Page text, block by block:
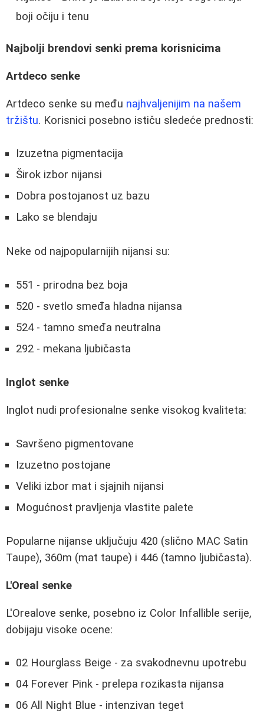
boji očiju i tenu
Najbolji brendovi senki prema korisnicima
Artdeco senke
Artdeco senke su među najhvaljenijim na našem
tržištu. Korisnici posebno ističu sledeće prednosti:
Izuzetna pigmentacija
Širok izbor nijansi
Dobra postojanost uz bazu
Lako se blendaju
Neke od najpopularnijih nijansi su:
551 - prirodna bez boja
520 - svetlo smeđa hladna nijansa
524 - tamno smeđa neutralna
292 - mekana ljubičasta
Inglot senke
Inglot nudi profesionalne senke visokog kvaliteta:
Savršeno pigmentovane
Izuzetno postojane
Veliki izbor mat i sjajnih nijansi
Mogućnost pravljenja vlastite palete
Popularne nijanse uključuju 420 (slično MAC Satin
Taupe), 360m (mat taupe) i 446 (tamno ljubičasta).
L'Oreal senke
L'Orealove senke, posebno iz Color Infallible serije,
dobijaju visoke ocene:
02 Hourglass Beige - za svakodnevnu upotrebu
04 Forever Pink - prelepa rozikasta nijansa
06 All Night Blue - intenzivan teget